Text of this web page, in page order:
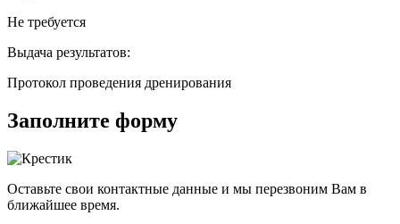
Не требуется
Выдача результатов:
Протокол проведения дренирования
Заполните форму
Оставьте свои контактные данные и мы перезвоним Вам в
ближайшее время.